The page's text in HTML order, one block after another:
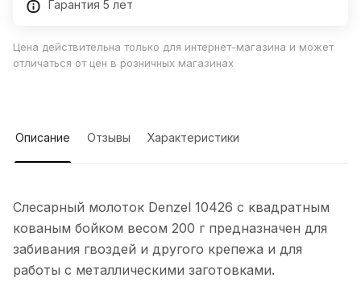
Гарантия 5 лет
Цена действительна только для интернет-магазина и может
отличаться от цен в розничных магазинах
Описание Отзывы Характеристики
Слесарный молоток Denzel 10426 с квадратным
кованым бойком весом 200 г предназначен для
забивания гвоздей и другого крепежа и для
работы с металлическими заготовками.